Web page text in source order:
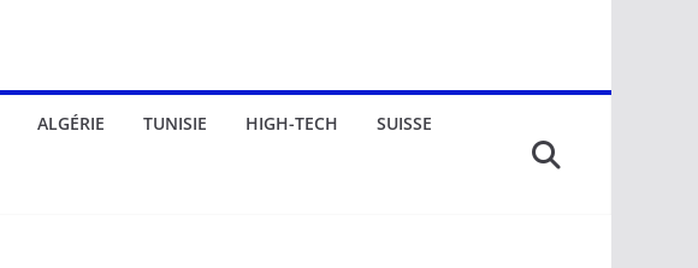
ALGÉRIE TUNISIE HIGH-TECH SUISSE